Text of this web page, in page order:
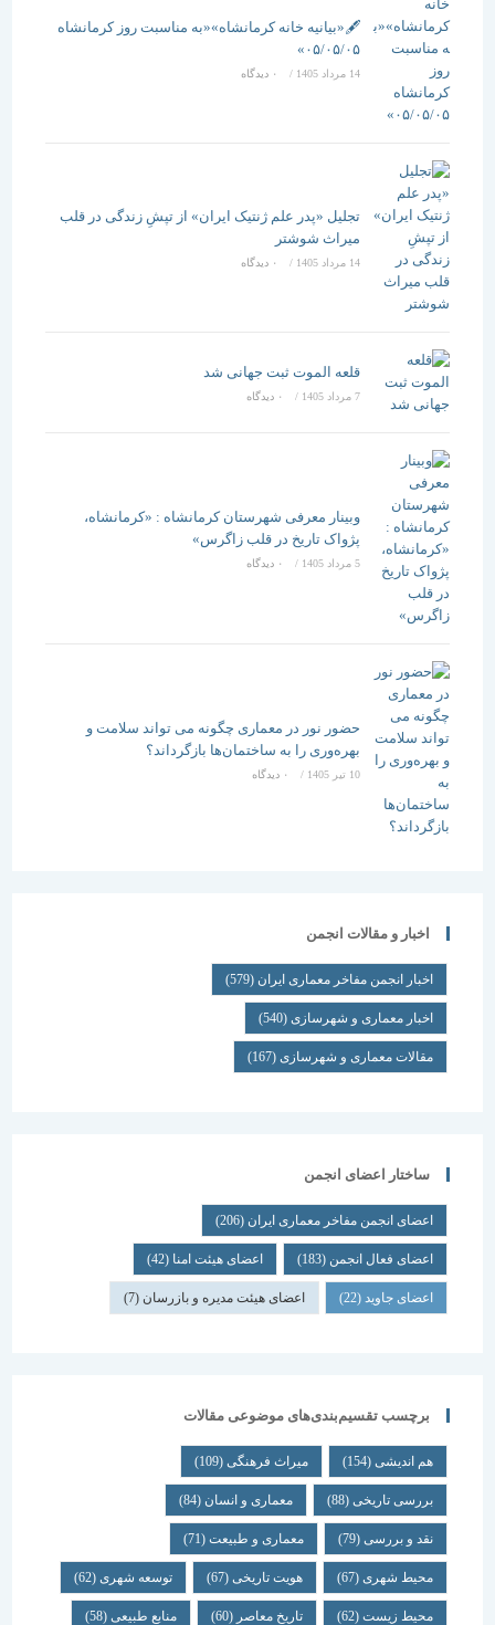
🖋️«بیانیه خانه کرمانشاه»«به مناسبت روز کرمانشاه
۰۵/۰۵/۰۵»
/ ۰ دیدگاه
تجلیل «پدر علم ژنتیک ایران» از تپشِ زندگی در قلب
میراث شوشتر
14 مرداد 1405 / ۰ دیدگاه
قلعه الموت ثبت جهانی شد
/ ۰ دیدگاه
وبینار معرفی شهرستان کرمانشاه : «کرمانشاه،
پژواک تاریخ در قلب زاگرس»
5 مرداد 1405 / ۰ دیدگاه
حضور نور در معماری چگونه می تواند سلامت و
بهره‌وری را به ساختمان‌ها بازگرداند؟
/ ۰ دیدگاه
اخبار و مقالات انجمن
اخبار انجمن مفاخر معماری ایران (579)
اخبار معماری و شهرسازی(540)
مقالات معماری و شهرسازی(167)
ساختار اعضای انجمن
اعضای انجمن مفاخر معماری ایران (206)
اعضای فعال انجمن(183) اعضای هیئت امنا(42)
اعضای جاوید(22) اعضای هیئت مدیره و بازرسان(7)
برچسب تقسیم‌بندی‌های موضوعی مقالات
هم اندیشی (154) میراث فرهنگی (109)
بررسی تاریخی (88) معماری و انسان (84)
نقد و بررسی (79) معماری و طبیعت (71)
محیط شهری(67) هویت تاریخی(67) توسعه شهری(62)
محیط زیست(62) تاریخ معاصر(60) منابع طبیعی(58)